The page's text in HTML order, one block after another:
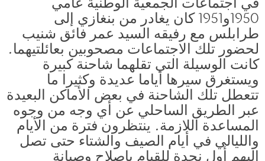
1950و1951 كان يغادر من بنغازي إلى
طرابلس مع رفيقه السيد عمر فائق شنيب
لحضور تلك الاجتماعات مصحوبين بعائلتيهما.
كانت الوسيلة التي تقلهما شاحنة كبيرة
ويستغرق سيرها أياما عديدة وكثيرا ما
تتعطل تلك الشاحنة في بعض الأماكن البعيدة
عبر الطريق الساحلي عن أي وجه من وجوه
المساعدة اللازمة. ينتظرون فترة من الأيام
والليالي في أيام الصيف والشتاء حتى تصل
إليهم أول نجدة للقيام بإصلاح وصيانة